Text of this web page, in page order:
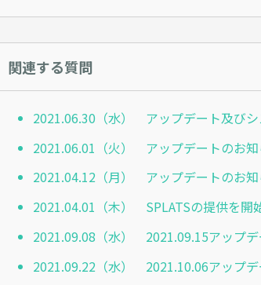
関連する質問
2021.06.30（水） アップデート及び
2021.06.01（火） アップデートのお知
2021.04.12（月） アップデートのお知
2021.04.01（木） SPLATSの提供を開
2021.09.08（水） 2021.09.15アップデ
2021.09.22（水） 2021.10.06アップ